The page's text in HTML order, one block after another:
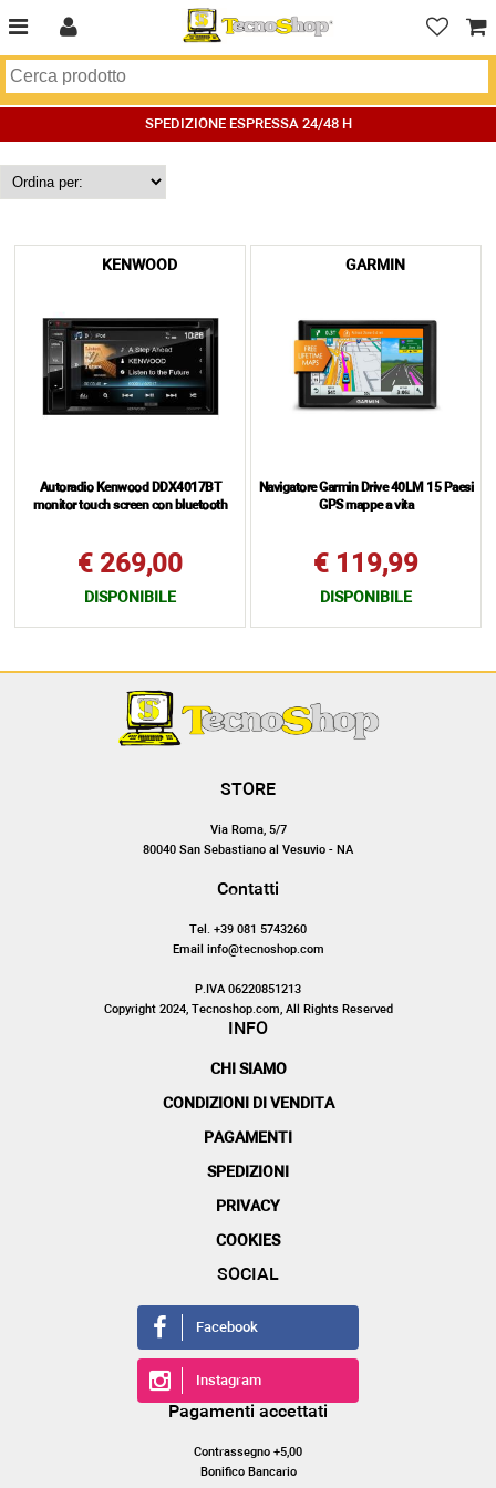
SPEDIZIONE ESPRESSA 24/48 H
KENWOOD
Autoradio Kenwood DDX4017BT
monitor touch screen con bluetooth
€ 269,00
DISPONIBILE
GARMIN
Navigatore Garmin Drive 40LM 15 Paesi
GPS mappe a vita
€ 119,99
DISPONIBILE
STORE
Via Roma, 5/7
80040 San Sebastiano al Vesuvio - NA
Contatti
Tel. +39 081 5743260
Email info@tecnoshop.com
P.IVA 06220851213
Copyright 2024, Tecnoshop.com, All Rights Reserved
INFO
CHI SIAMO
CONDIZIONI DI VENDITA
PAGAMENTI
SPEDIZIONI
PRIVACY
COOKIES
SOCIAL
Facebook
Instagram
Pagamenti accettati
Contrassegno +5,00
Bonifico Bancario